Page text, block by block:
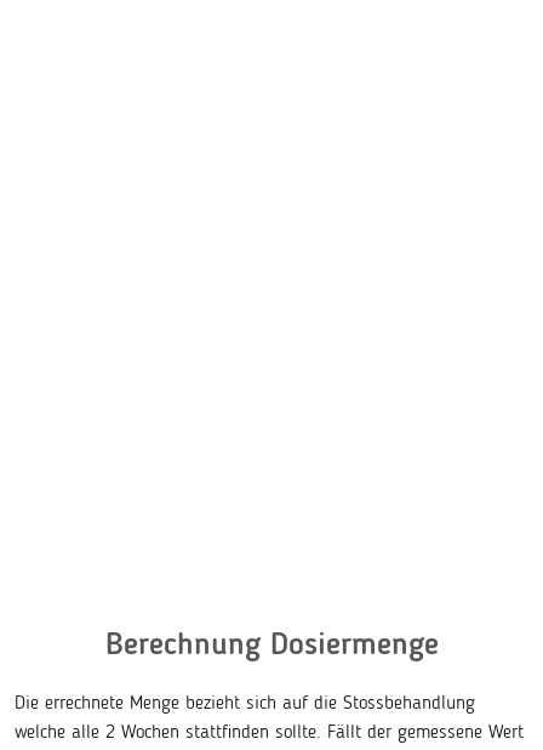
Berechnung Dosiermenge
Die errechnete Menge bezieht sich auf die Stossbehandlung
welche alle 2 Wochen stattfinden sollte. Fällt der gemessene Wert